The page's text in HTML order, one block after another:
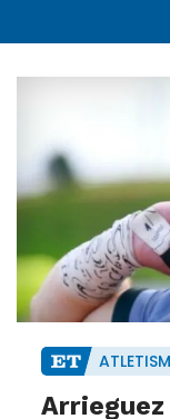
Arrieguez